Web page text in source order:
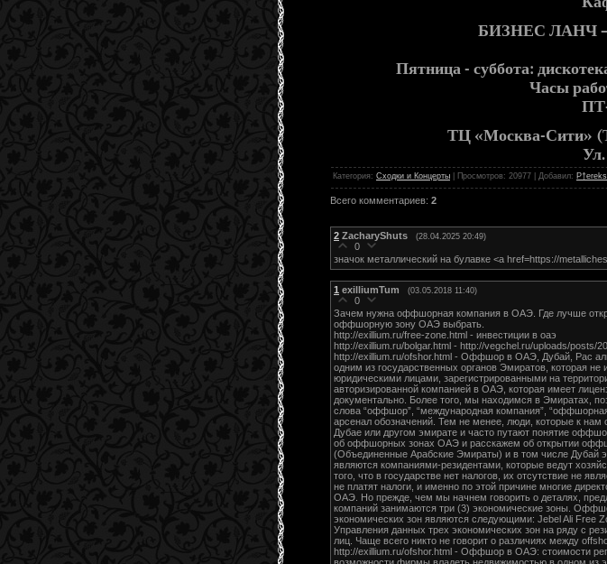
БИЗНЕС ЛАНЧ –
Пятница - суббота:
Часы
ТЦ «Москва-Сити»
Категория: Сходки и Концерты Просмотров: 20977 | Добавил: P†ereks
Всего комментариев: 2
2 ZacharyShuts (28.04.2025 20:49)
0
значок металлический на булавке <a href=https://
1 exilliumTum (03.05.2018 11:40)
0
Зачем нужна оффшорная компания в ОАЭ. Где лучше
оффшорную зону ОАЭ выбрать.
http://exillium.ru/free-zone.html - инвестиции в оаэ
http://exillium.ru/bolgar.html - http://vegchel.ru/uploads/posts/
http://exillium.ru/ofshor.html - Оффшор в ОАЭ, Дубай, Рас
одним из государственных органов Эмиратов, которая не
юридическими лицами, зарегистрированными на
авторизированной компанией в ОАЭ, которая имеет
документально. Более того, мы находимся в Эмиратах,
слова “оффшор”, “международная компания”,
арсенал обозначений. Тем не менее, люди, которые к
Дубае или другом эмирате и часто путают понятие
об оффшорных зонах ОАЭ и расскажем об открытии
(Объединенные Арабские Эмираты) и в том числе Дубай
являются компаниями-резидентами, которые ведут
того, что в государстве нет налогов, их отсутствие не
не платят налоги, и именно по этой причине многие
ОАЭ. Но прежде, чем мы начнем говорить о деталях,
компаний занимаются три (3) экономические зоны.
экономических зон являются следующими: Jebel Ali Free
Управления данных трех экономических зон на ряду с
лиц. Чаще всего никто не говорит о различиях между
http://exillium.ru/ofshor.html - Оффшор в ОАЭ: стоимости